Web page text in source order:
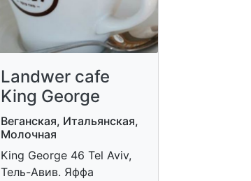
Landwer cafe
King George
Веганская, Итальянская,
Молочная
King George 46 Tel Aviv,
Тель-Авив. Яффа